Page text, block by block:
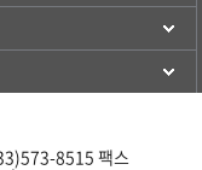
8515 팩스